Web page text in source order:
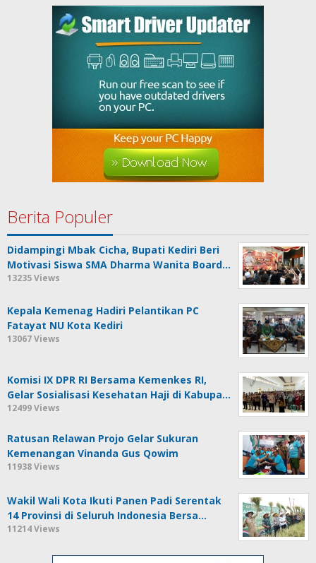
Berita Populer
Didampingi Mbak Cicha, Bupati Kediri Beri
Motivasi Siswa SMA Dharma Wanita Board…
13235 Views
Kepala Kemenag Hadiri Pelantikan PC
Fatayat NU Kota Kediri
13067 Views
Komisi IX DPR RI Bersama Kemenkes RI,
Gelar Sosialisasi Kesehatan Haji di Kabupa…
12499 Views
Ratusan Relawan Projo Gelar Sukuran
Kemenangan Vinanda Gus Qowim
11938 Views
Wakil Wali Kota Ikuti Panen Padi Serentak
14 Provinsi di Seluruh Indonesia Bersa…
11214 Views